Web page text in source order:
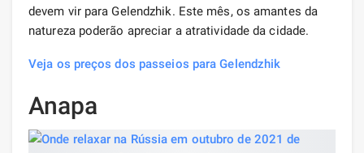
devem vir para Gelendzhik. Este mês, os amantes da
natureza poderão apreciar a atratividade da cidade.
Veja os preços dos passeios para Gelendzhik
Anapa